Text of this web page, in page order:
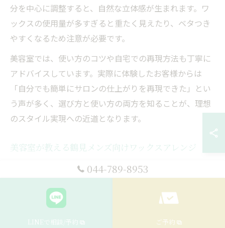
分を中心に調整すると、自然な立体感が生まれます。ワ
ックスの使用量が多すぎると重たく見えたり、ベタつき
やすくなるため注意が必要です。
美容室では、使い方のコツや自宅での再現方法も丁寧に
アドバイスしています。実際に体験したお客様からは
「自分でも簡単にサロンの仕上がりを再現できた」とい
う声が多く、選び方と使い方の両方を知ることが、理想
のスタイル実現への近道となります。
美容室が教える鶴見メンズ向けワックスアレンジ
鶴見エリアの美容室では、メンズ向けのワックスアレン
ジに特化した提案が充実しています。ビジネスシーンか
らカジュアルまで、シーンに応じて使い分けられるアレ
ンジ方法が人気です。例えば、前髪を上げて爽やかに見
044-789-8953
LINEで相談/予約 ご予約